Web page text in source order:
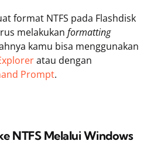
format NTFS pada Flashdisk
melakukan formatting
kamu bisa menggunakan
atau dengan
Prompt.
NTFS Melalui Windows